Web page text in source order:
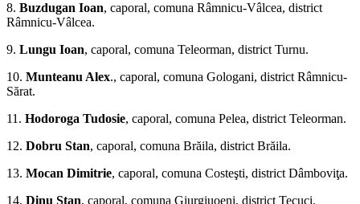
8. Buzdugan Ioan, caporal, comuna Râmnicu-Vâlcea, district
Râmnicu-Vâlcea.
9. Lungu Ioan, caporal, comuna Teleorman, district Turnu.
10. Munteanu Alex., caporal, comuna Gologani, district Râmnicu-
Sărat.
11. Hodoroga Tudosie, caporal, comuna Pelea, district Teleor­man.
12. Dobru Stan, caporal, comuna Brăila, district Brăila.
13. Mocan Dimitrie, caporal, comuna Costeşti, district Dâmboviţa.
14. Dinu Stan, caporal, comuna Giurgiuoeni, district Tecuci.